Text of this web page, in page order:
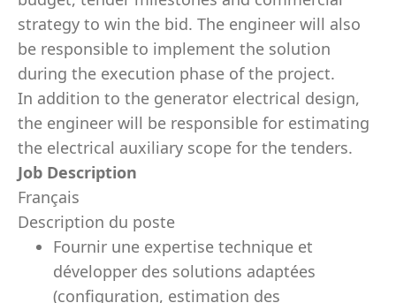
strategy to win the bid. The engineer will also
be responsible to implement the solution
during the execution phase of the project.
In addition to the generator electrical design,
the engineer will be responsible for estimating
the electrical auxiliary scope for the tenders.
Job Description
Français
Description du poste
Fournir une expertise technique et
développer des solutions adaptées
(configuration, estimation des